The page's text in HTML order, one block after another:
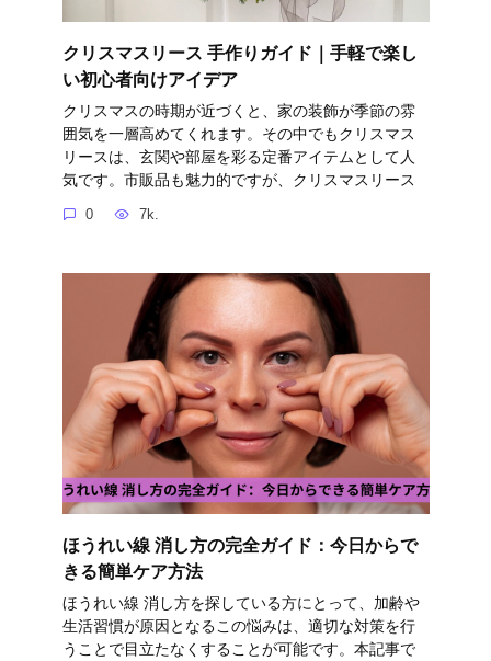
クリスマスリース 手作りガイド｜手軽で楽し
い初心者向けアイデア
クリスマスの時期が近づくと、家の装飾が季節の雰
囲気を一層高めてくれます。その中でもクリスマス
リースは、玄関や部屋を彩る定番アイテムとして人
気です。市販品も魅力的ですが、クリスマスリース
0 7k.
ほうれい線 消し方の完全ガイド：今日からで
きる簡単ケア方法
ほうれい線 消し方を探している方にとって、加齢や
生活習慣が原因となるこの悩みは、適切な対策を行
うことで目立たなくすることが可能です。本記事で